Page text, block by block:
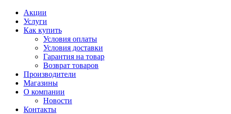
Акции
Услуги
Как купить
Условия оплаты
Условия доставки
Гарантия на товар
Возврат товаров
Производители
Магазины
О компании
Новости
Контакты